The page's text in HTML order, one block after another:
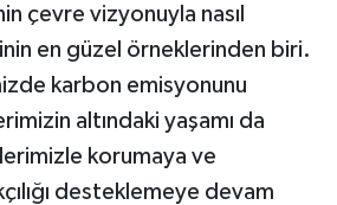
çevre vizyonuyla nasıl
en güzel örneklerinden biri.
karbon emisyonunu
altındaki yaşamı da
korumaya ve
desteklemeye devam